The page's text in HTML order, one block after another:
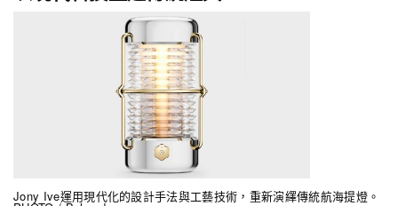
Jony Ive運用現代化的設計手法與工藝技術，重新演繹傳統航海提燈。